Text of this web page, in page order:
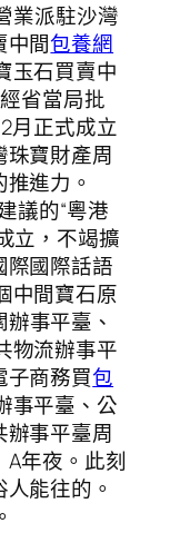
業派駐沙灣
中間包養網
玉石買賣中
省當局批
月正式成立
寶財產周
進力。
議的“粵港
立，不竭擴
際國際話語
中間寶石原
事平臺、
物流辦事平
子商務買包
事平臺、公
事平臺周
年夜。此刻
能往的。